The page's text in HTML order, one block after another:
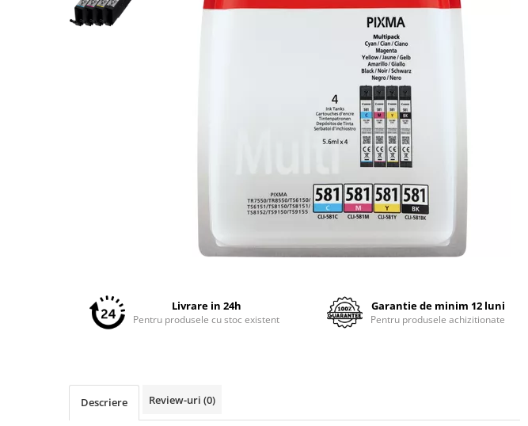
Piese schimb
Tonere compatibile
Cartuse compatibile
Imprimante 3D
Facebook
Livrare in 24h
Pentru produsele cu stoc existent
Garantie de minim 12 luni
Pentru produsele achizitionate
Descriere Review-uri (0)